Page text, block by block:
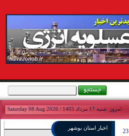
امروز: شنبه 17 مرداد 1405 / Saturday 08 Aug 2026
اخبار استان بوشهر